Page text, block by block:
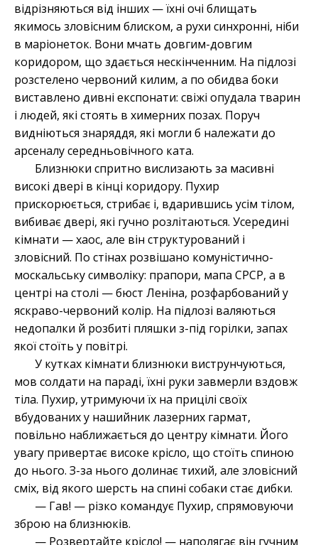
відрізняються від інших — їхні очі блищать
якимось зловісним блиском, а рухи синхронні, ніби
в маріонеток. Вони мчать довгим-довгим
коридором, що здається нескінченним. На підлозі
розстелено червоний килим, а по обидва боки
виставлено дивні експонати: свіжі опудала тварин
і людей, які стоять в химерних позах. Поруч
видніються знаряддя, які могли б належати до
арсеналу середньовічного ката.
Близнюки спритно вислизають за масивні
високі двері в кінці коридору. Пухир
прискорюється, стрибає і, вдарившись усім тілом,
вибиває двері, які гучно розлітаються. Усередині
кімнати — хаос, але він структурований і
зловісний. По стінах розвішано комуністично-
москальську символіку: прапори, мапа СРСР, а в
центрі на столі — бюст Леніна, розфарбований у
яскраво-червоний колір. На підлозі валяються
недопалки й розбиті пляшки з-під горілки, запах
якої стоїть у повітрі.
У кутках кімнати близнюки виструнчуються,
мов солдати на параді, їхні руки завмерли вздовж
тіла. Пухир, утримуючи їх на прицілі своїх
вбудованих у нашийник лазерних гармат,
повільно наближається до центру кімнати. Його
увагу привертає високе крісло, що стоїть спиною
до нього. З-за нього долинає тихий, але зловісний
сміх, від якого шерсть на спині собаки стає дибки.
— Гав! — різко командує Пухир, спрямовуючи
зброю на близнюків.
— Розвертайте крісло! — наполягає він гучним